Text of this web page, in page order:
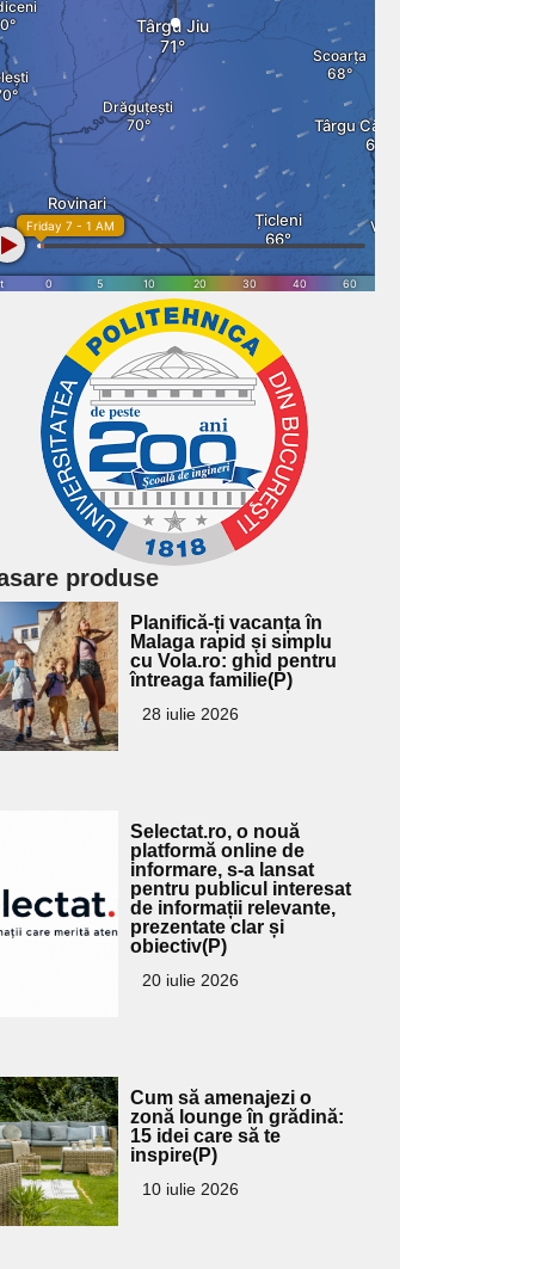
produse
textul
Planifică-ți vacanța în
Malaga rapid și simplu
cu Vola.ro: ghid pentru
întreaga familie(P)
28 iulie 2026
Selectat.ro, o nouă
platformă online de
informare, s-a lansat
pentru publicul interesat
de informații relevante,
prezentate clar și
obiectiv(P)
20 iulie 2026
textul
Cum să amenajezi o
zonă lounge în grădină:
15 idei care să te
inspire(P)
10 iulie 2026